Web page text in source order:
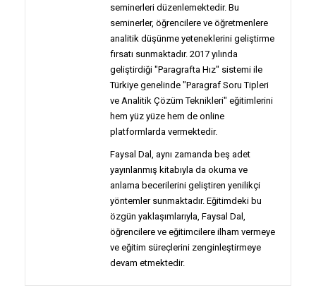
seminerleri düzenlemektedir. Bu
seminerler, öğrencilere ve öğretmenlere
analitik düşünme yeteneklerini geliştirme
fırsatı sunmaktadır. 2017 yılında
geliştirdiği "Paragrafta Hız" sistemi ile
Türkiye genelinde "Paragraf Soru Tipleri
ve Analitik Çözüm Teknikleri" eğitimlerini
hem yüz yüze hem de online
platformlarda vermektedir.
Faysal Dal, aynı zamanda beş adet
yayınlanmış kitabıyla da okuma ve
anlama becerilerini geliştiren yenilikçi
yöntemler sunmaktadır. Eğitimdeki bu
özgün yaklaşımlarıyla, Faysal Dal,
öğrencilere ve eğitimcilere ilham vermeye
ve eğitim süreçlerini zenginleştirmeye
devam etmektedir.